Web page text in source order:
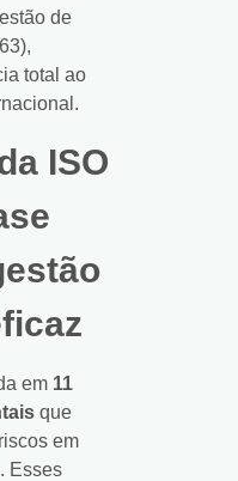
de
total ao
ISO
em 11
que
em
Esses